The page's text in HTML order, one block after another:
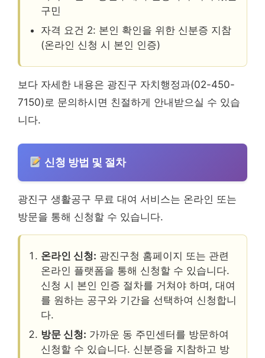
구민
자격 요건 2: 본인 확인을 위한 신분증 지참
(온라인 신청 시 본인 인증)
보다 자세한 내용은 광진구 자치행정과(02-450-
7150)로 문의하시면 친절하게 안내받으실 수 있습
니다.
신청 방법 및 절차
광진구 생활공구 무료 대여 서비스는 온라인 또는
방문을 통해 신청할 수 있습니다.
온라인 신청: 광진구청 홈페이지 또는 관련
온라인 플랫폼을 통해 신청할 수 있습니다.
신청 시 본인 인증 절차를 거쳐야 하며, 대여
를 원하는 공구와 기간을 선택하여 신청합니
다.
방문 신청: 가까운 동 주민센터를 방문하여
신청할 수 있습니다. 신분증을 지참하고 방